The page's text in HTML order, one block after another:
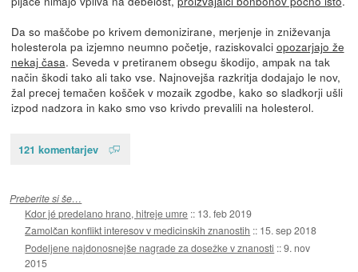
Da so maščobe po krivem demonizirane, merjenje in zniževanja
holesterola pa izjemno neumno početje, raziskovalci opozarjajo že
nekaj časa. Seveda v pretiranem obsegu škodijo, ampak na tak
način škodi tako ali tako vse. Najnovejša razkritja dodajajo le nov,
žal precej temačen košček v mozaik zgodbe, kako so sladkorji ušli
izpod nadzora in kako smo vso krivdo prevalili na holesterol.
121 komentarjev
Preberite si še…
Kdor jé predelano hrano, hitreje umre :: 13. feb 2019
Zamolčan konflikt interesov v medicinskih znanostih :: 15. sep 2018
Podeljene najdonosnejše nagrade za dosežke v znanosti ::9. nov
2015